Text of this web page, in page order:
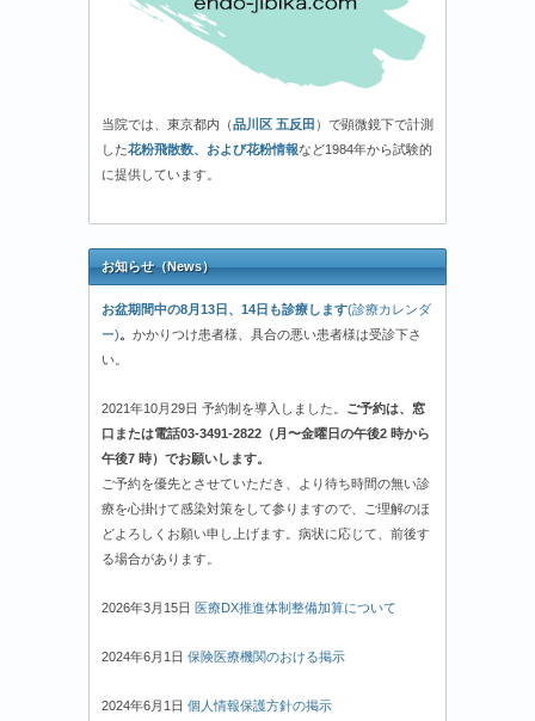
当院では、東京都内（品川区 五反田 ）で顕微鏡下で計測
した花粉飛散数、および花粉情報など1984年から試験的
に提供しています。
お知らせ（News）
お盆期間中の8月13日、14日も診療します(診療カレンダ
ー)。 かかりつけ患者様、具合の悪い患者様は受診下さ
い。
2021年10月29日 予約制を導入しました。 ご予約は、窓
口または電話03-3491-2822（月〜金曜日の午後2 時から
午後7 時）でお願いします。
ご予約を優先とさせていただき、より待ち時間の無い診
療を心掛けて感染対策をして参りますので、ご理解のほ
どよろしくお願い申し上げます。病状に応じて、前後す
る場合があります。
2026年3月15日 医療DX推進体制整備加算について
2024年6月1日 保険医療機関のおける掲示
2024年6月1日 個人情報保護方針の掲示